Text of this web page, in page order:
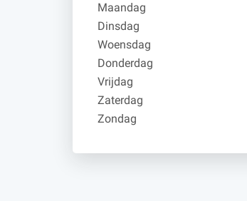
Maandag
Dinsdag
Woensdag
Donderdag
Vrijdag
Zaterdag
Zondag